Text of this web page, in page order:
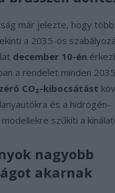
már jelezte, hogy
a 2035-ös
december 10-én
a rendelet minden
zéró CO₂-kibocsátást
és a hidrogén-
szűkíti a
nagyobb
akarnak